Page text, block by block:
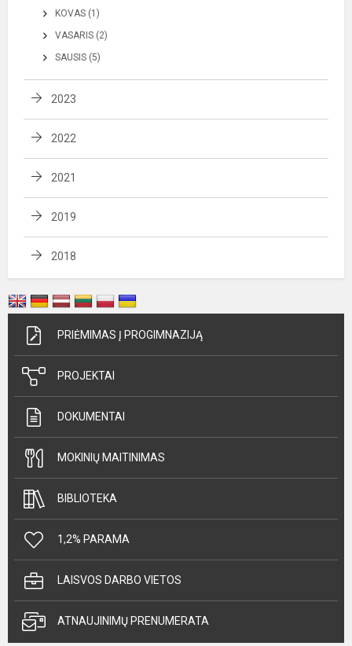
KOVAS (1)
VASARIS (2)
SAUSIS (5)
2023
2022
2021
2019
2018
PRIĖMIMAS Į PROGIMNAZIJĄ
PROJEKTAI
DOKUMENTAI
MOKINIŲ MAITINIMAS
BIBLIOTEKA
1,2% PARAMA
LAISVOS DARBO VIETOS
ATNAUJINIMŲ PRENUMERATA